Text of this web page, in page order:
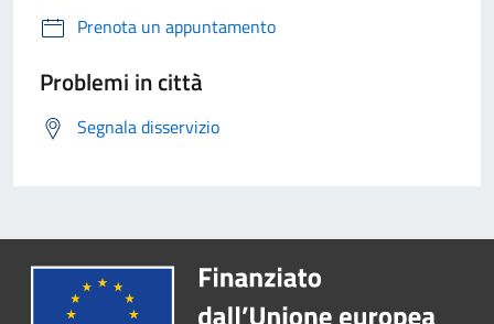
Prenota un appuntamento
Problemi in città
Segnala disservizio